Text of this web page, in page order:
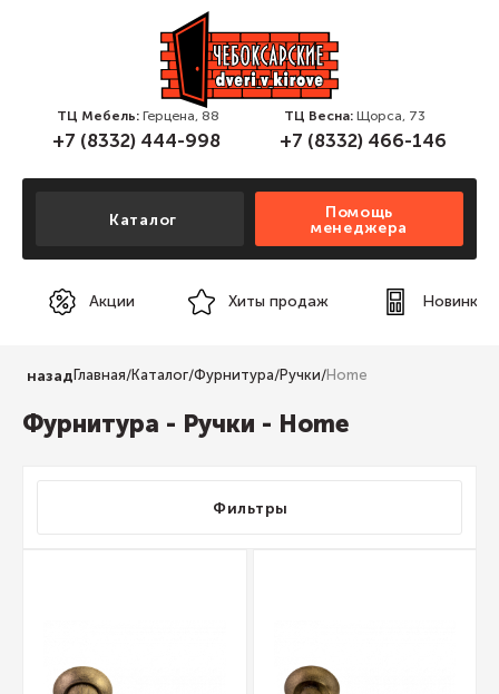
ТЦ Мебель: Герцена, 88
+7 (8332) 444-998
ТЦ Весна: Щорса, 73
+7 (8332) 466-146
Каталог
Помощь
менеджера
Акции Хиты продаж Новинки
назад Главная/Каталог/Фурнитура/Ручки/Home
Фурнитура - Ручки - Home
Фильтры